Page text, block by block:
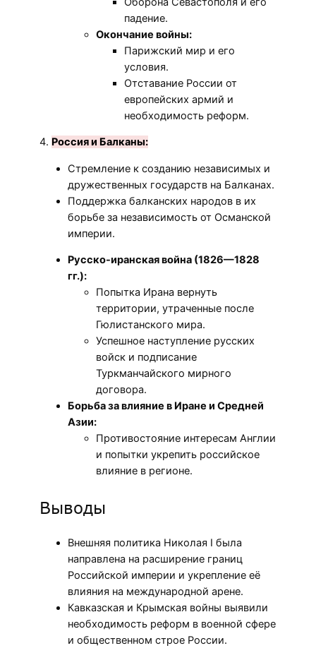
падение.
Окончание войны:
Парижский мир и его
условия.
Отставание России от
европейских армий и
необходимость реформ.
4. Россия и Балканы:
Стремление к созданию независимых и
дружественных государств на Балканах.
Поддержка балканских народов в их
борьбе за независимость от Османской
империи.
Русско-иранская война (1826—1828
гг.):
Попытка Ирана вернуть
территории, утраченные после
Гюлистанского мира.
Успешное наступление русских
войск и подписание
Туркманчайского мирного
договора.
Борьба за влияние в Иране и Средней
Азии:
Противостояние интересам Англии
и попытки укрепить российское
влияние в регионе.
Выводы
Внешняя политика Николая I была
направлена на расширение границ
Российской империи и укрепление её
влияния на международной арене.
Кавказская и Крымская войны выявили
необходимость реформ в военной сфере
и общественном строе России.